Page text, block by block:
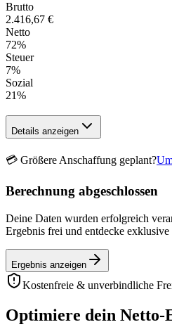
Brutto
2.416,67 €
Netto
72%
Steuer
7%
Sozial
21%
Details anzeigen
💳 Größere Anschaffung geplant?
Berechnung abgeschlossen
Deine Daten wurden erfolgreich
Ergebnis frei und entdecke exklusive
Ergebnis anzeigen
Kostenfreie & unverbindliche
Optimiere dein Netto-